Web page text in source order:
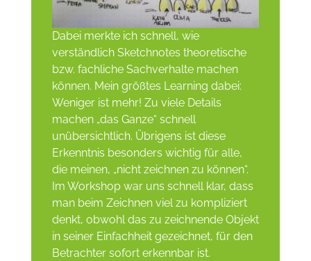
Dabei merkte ich schnell, wie
verständlich Sketchnotes theoretische
bzw. fachliche Sachverhalte machen
können. Mein größtes Learning dabei:
Weniger ist mehr! Zu viele Details
machen „das Ganze“ schnell
unübersichtlich. Übrigens ist diese
Erkenntnis besonders wichtig für alle,
die meinen, „nicht zeichnen zu können“.
Im Workshop war uns schnell klar, dass
man beim Zeichnen viel zu kompliziert
denkt, obwohl das zu zeichnende Objekt
in seiner Einfachheit gezeichnet, für den
Betrachter sofort erkennbar ist.